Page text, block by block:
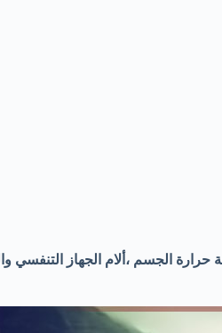
حرارة الجسم ،ألام الجهاز التنفسي